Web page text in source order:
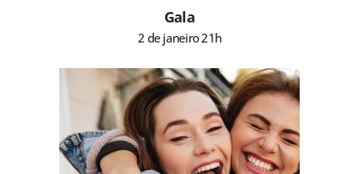
Gala
2 de janeiro 21h